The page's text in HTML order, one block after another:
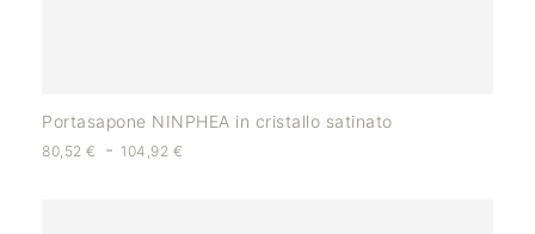
Portasapone NINPHEA in cristallo satinato
80,52 € - 104,92 €